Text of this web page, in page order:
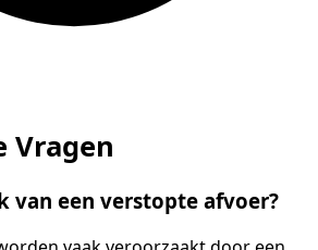
Vragen
van een verstopte afvoer?